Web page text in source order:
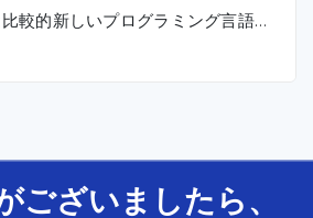
較的新しいプログラミング言語で
しています。この記事では、Kotli
ございましたら、